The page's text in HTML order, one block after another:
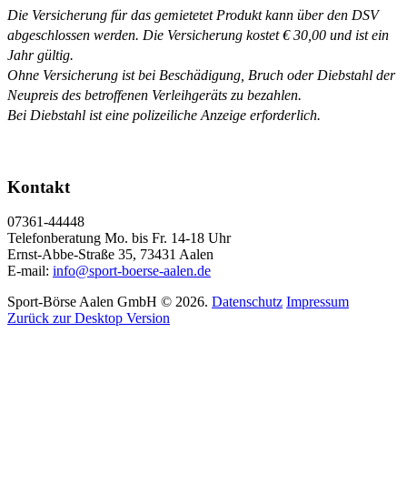
Die Versicherung für das gemietetet Produkt kann über den DSV
abgeschlossen werden. Die Versicherung kostet€ 30,00 und ist ein
Jahr gültig.
Ohne Versicherung ist bei Beschädigung, Bruch oder Diebstahl der
Neupreis des betroffenen Verleihgeräts zu bezahlen.
Bei Diebstahl ist eine polizeiliche Anzeige erforderlich.
Kontakt
07361-44448
Telefonberatung Mo. bis Fr. 14-18 Uhr
Ernst-Abbe-Straße 35, 73431 Aalen
E-mail: info@sport-boerse-aalen.de
Sport-Börse Aalen GmbH © 2026. Datenschutz Impressum
Zurück zur Desktop Version